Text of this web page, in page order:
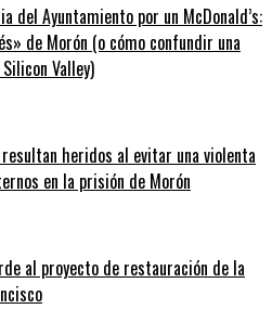
del Ayuntamiento por un McDonald’s:
de Morón (o cómo confundir una
Valley)
heridos al evitar una violenta
en la prisión de Morón
al proyecto de restauración de la